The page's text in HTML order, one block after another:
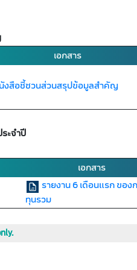
เอกสาร
งสือชี้ชวนส่วนสรุปข้อมูลสำคัญ
ะจำปี
เอกสาร
รายงาน 6 เดือนแรก ของ
ทุนรวม